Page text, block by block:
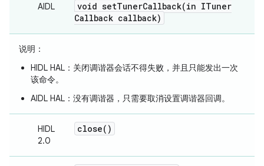
AIDL void setTunerCallback(in ITuner
Callback callback)
说明 ：
HIDL HAL：关闭调谐器会话不得失败，并且只能发出一次
该命令。
AIDL HAL：没有调谐器，只需要取消设置调谐器回调。
HIDL
2.0
close( )